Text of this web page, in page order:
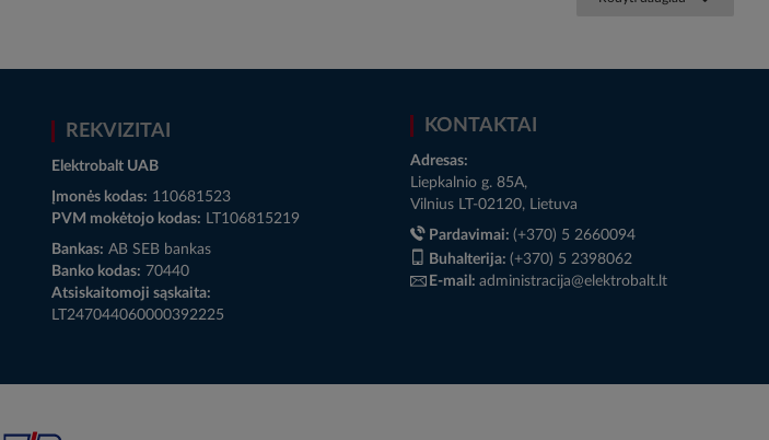
REKVIZITAI
Elektrobalt UAB
Įmonės kodas: 110681523
PVM mokėtojo kodas: LT106815219
Bankas: AB SEB bankas
Banko kodas: 70440
Atsiskaitomoji sąskaita:
LT247044060000392225
KONTAKTAI
Adresas:
Liepkalnio g. 85A,
Vilnius LT-02120, Lietuva
Pardavimai: (+370) 5 2660094
Buhalterija: (+370) 5 2398062
E-mail: administracija@elektrobalt.lt